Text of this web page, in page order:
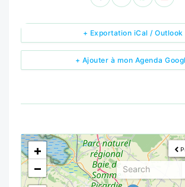
+ Ajouter à mon Agenda
+ Exportation iCal / Outlook
<!---->
+
−